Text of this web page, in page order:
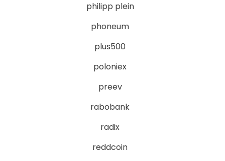
philipp plein
phoneum
plus500
poloniex
preev
rabobank
radix
reddcoin